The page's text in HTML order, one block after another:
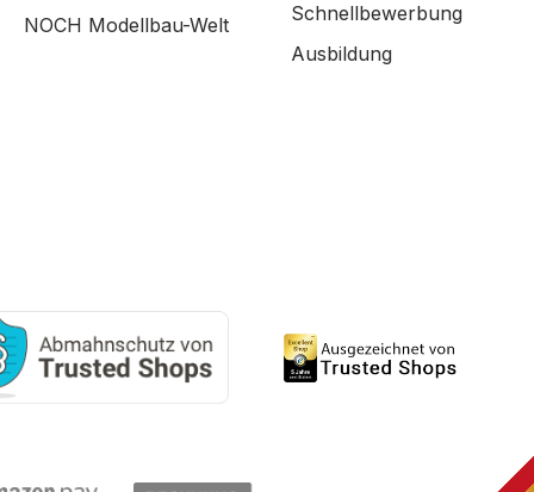
NOCH Modellbau-Welt
Schnellbewerbung
Ausbildung